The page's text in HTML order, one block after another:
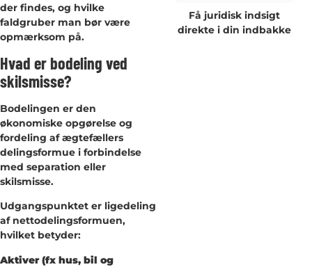
Få juridisk indsigt
direkte i din indbakke
der findes, og hvilke
faldgruber man bør være
opmærksom på.
Hvad er bodeling ved
skilsmisse?
Bodelingen er den
økonomiske opgørelse og
fordeling af ægtefællers
delingsformue i forbindelse
med separation eller
skilsmisse.
Udgangspunktet er ligedeling
af nettodelingsformuen,
hvilket betyder:
Aktiver (fx hus, bil og